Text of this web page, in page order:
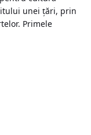
unei țări, prin
Primele